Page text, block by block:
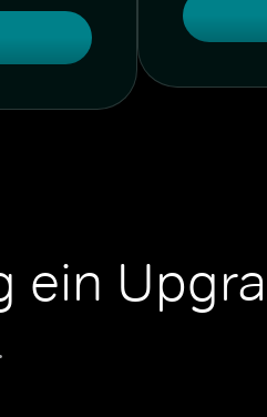
ein